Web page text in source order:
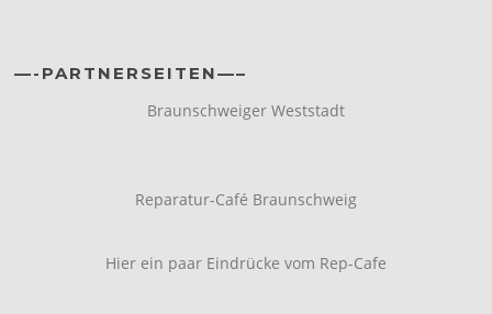
—-PARTNERSEITEN—–
Braunschweiger Weststadt
Reparatur-Café Braunschweig
Hier ein paar Eindrücke vom Rep-Cafe